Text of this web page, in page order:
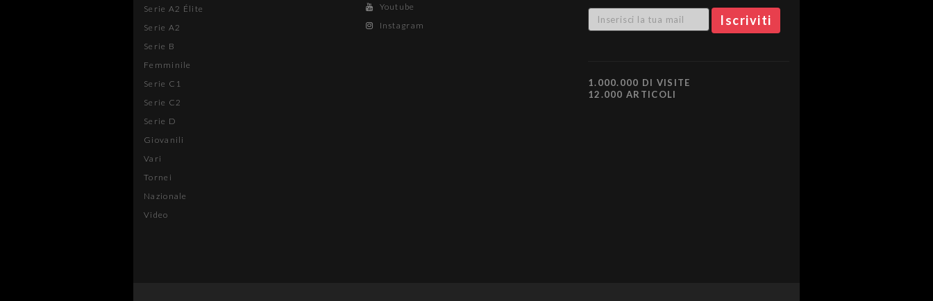
Serie A2 Élite
Serie A2
Serie B
Femminile
Serie C1
Serie C2
Serie D
Giovanili
Vari
Tornei
Nazionale
Video
Youtube
Instagram
1.000.000 DI VISITE
12.000 ARTICOLI